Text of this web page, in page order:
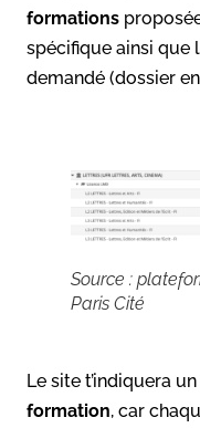
formations
spécifique ainsi que
demandé (dossier
Source :
Paris Cité
Le site t’indiquera
formation, car